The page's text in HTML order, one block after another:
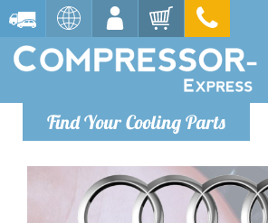
Find Your Cooling Parts